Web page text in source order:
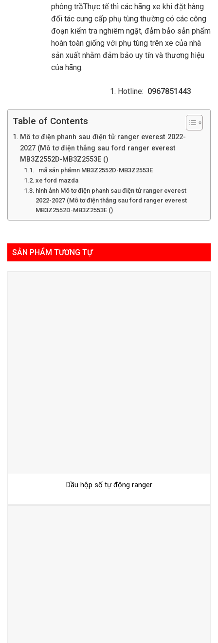
phông trầThực tế thì các hãng xe khi đặt hàng
đối tác cung cấp phụ tùng thường có các công
đoạn kiểm tra nghiêm ngặt, đảm bảo sản phẩm
hoàn toàn giống với phụ tùng trên xe của nhà
sản xuất nhằm đảm bảo uy tín và thương hiệu
của hãng.
Hotline: 0967851443
Table of Contents
Mô tơ điện phanh sau điện tử ranger everest 2022-
2027 (Mô tơ điện thắng sau ford ranger everest
MB3Z2552D-MB3Z2553E ()
mã sản phẩmn MB3Z2552D-MB3Z2553E
xe ford mazda
hình ảnh Mô tơ điện phanh sau điện tử ranger everest
2022-2027 (Mô tơ điện thắng sau ford ranger everest
MB3Z2552D-MB3Z2553E ()
SẢN PHẨM TƯƠNG TỰ
Dầu hộp số tự động ranger